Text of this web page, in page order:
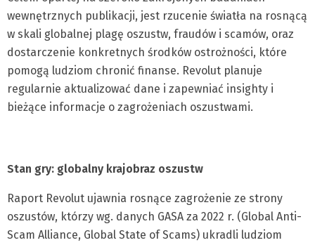
wewnętrznych publikacji, jest rzucenie światła na rosnącą
w skali globalnej plagę oszustw, fraudów i scamów, oraz
dostarczenie konkretnych środków ostrożności, które
pomogą ludziom chronić finanse. Revolut planuje
regularnie aktualizować dane i zapewniać insighty i
bieżące informacje o zagrożeniach oszustwami.
Stan gry: globalny krajobraz oszustw
Raport Revolut ujawnia rosnące zagrożenie ze strony
oszustów, którzy wg. danych GASA za 2022 r. (Global Anti-
Scam Alliance, Global State of Scams) ukradli ludziom